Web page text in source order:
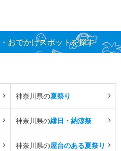
おでかけスポットを探す
神奈川県の夏祭り
神奈川県の縁日・納涼祭
神奈川県の屋台のある夏祭り